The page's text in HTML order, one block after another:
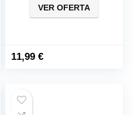
VER OFERTA
11,99€